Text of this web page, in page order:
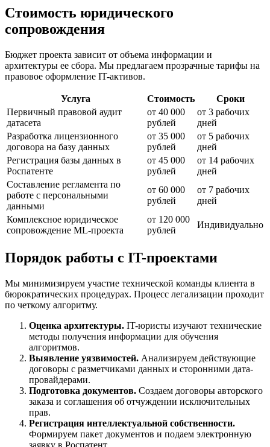
Стоимость юридического
сопровождения
Бюджет проекта зависит от объема информации и
архитектуры ее сбора. Мы предлагаем прозрачные тарифы на
правовое оформление IT-активов.
Услуга Стоимость
Сроки
Первичный правовой аудит
датасета
от 40 000
рублей
от 3 рабочих
дней
Разработка лицензионного
договора на базу данных
от 35 000
рублей
от 5 рабочих
дней
Регистрация базы данных в
Роспатенте
от 45 000
рублей
от 14 рабочих
дней
Составление регламента по
работе с персональными
данными
от 60 000
рублей
от 7 рабочих
дней
Комплексное юридическое
сопровождение ML-проекта
от 120 000
рублей
Индивидуально
Порядок работы с IT-проектами
Мы минимизируем участие технической команды клиента в
бюрократических процедурах. Процесс легализации проходит
по четкому алгоритму.
Оценка архитектуры. IT-юристы изучают технические
методы получения информации для обучения
алгоритмов.
Выявление уязвимостей. Анализируем действующие
договоры с разметчиками данных и сторонними дата-
провайдерами.
Подготовка документов. Создаем договоры авторского
заказа и соглашения об отчуждении исключительных
прав.
Регистрация интеллектуальной собственности.
Формируем пакет документов и подаем электронную
заявку в Роспатент.